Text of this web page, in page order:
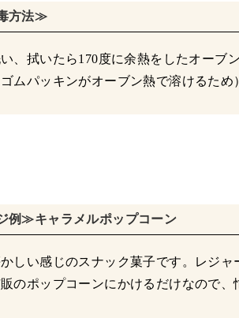
方法≫
、拭いたら170度に余熱をしたオーブ
ムパッキンがオーブン熱で溶けるため
例≫キャラメルポップコーン
しい感じのスナック菓子です。レジ
のポップコーンにかけるだけなので